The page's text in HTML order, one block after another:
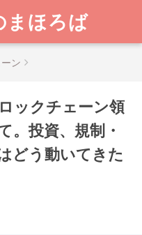
まほろば
ン
ックチェーン領
。投資、規制・
どう動いてきた